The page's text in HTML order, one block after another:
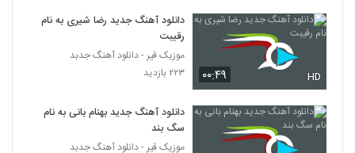
5754
۲۷۳ بازدید
5755
آهنگ مهدی آذر بنام بله (به همراه مهدی
حسینی)
۲۶۱ بازدید
موزیک زیبای بهترین اشتباه از علی ردکث
۰۰:۴۹ HD
دانلود آهنگ جدید رضا شیری به نام
رقیبت
موزیک قیر - دانلود آهنگ جدبد
۲۲۳ بازدید
دانلود آهنگ جدید بهنام بانی به نام
سگ بند
موزیک قیر - دانلود آهنگ جدبد